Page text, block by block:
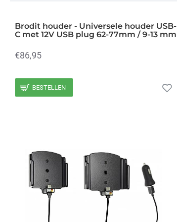
Brodit houder - Universele houder USB-
C met 12V USB plug 62-77mm / 9-13 mm
€86,95
BESTELLEN